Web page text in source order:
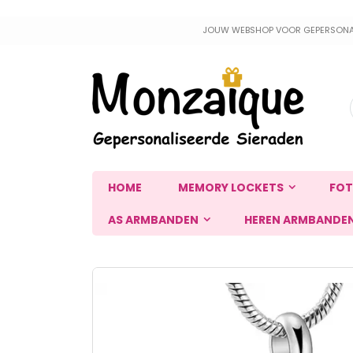
inhoud
JOUW WEBSHOP VOOR
HOME MEMORY LOCKETS
AS ARMBANDEN HEREN
Ga